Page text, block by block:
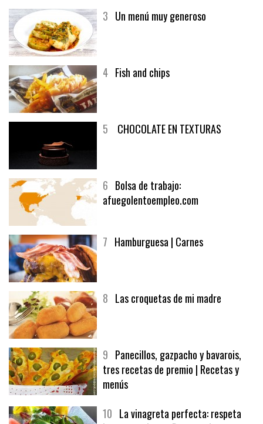
6Bolsa de trabajo:
9Panecillos, gazpacho y bavarois,
tres recetas de premio | Recetas y
menús